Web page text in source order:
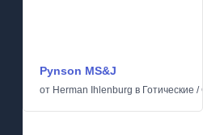
Pynson MS&J
от Herman Ihlenburg в Готические /